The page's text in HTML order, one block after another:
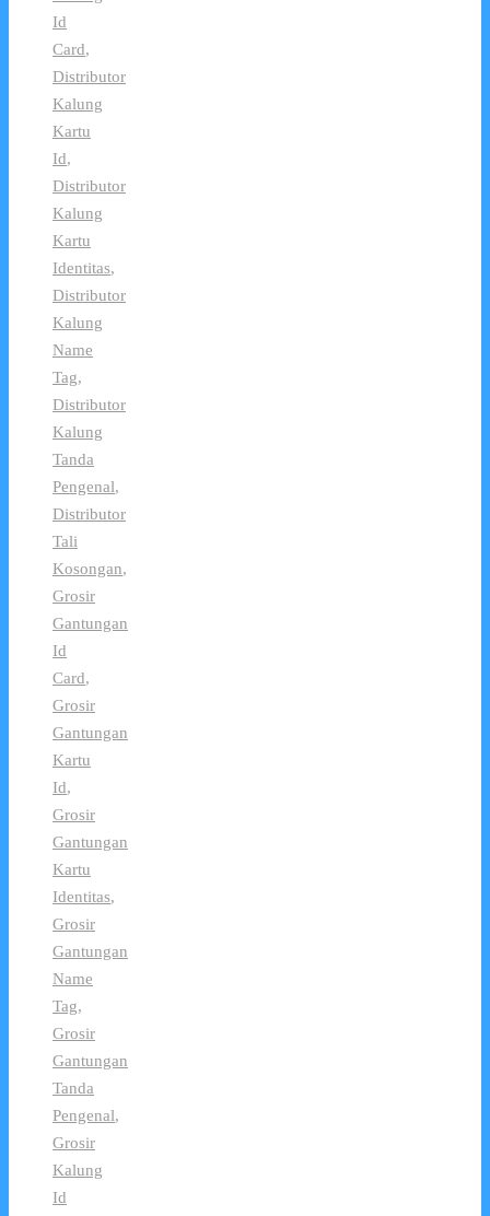
Id
Card,
Distributor
Kalung
Kartu
Id,
Distributor
Kalung
Kartu
Identitas,
Distributor
Kalung
Name
Tag,
Distributor
Kalung
Tanda
Pengenal,
Distributor
Tali
Kosongan,
Grosir
Gantungan
Id
Card,
Grosir
Gantungan
Kartu
Id,
Grosir
Gantungan
Kartu
Identitas,
Grosir
Gantungan
Name
Tag,
Grosir
Gantungan
Tanda
Pengenal,
Grosir
Kalung
Id